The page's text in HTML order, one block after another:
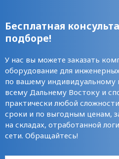
Бесплатная
подборе!
У нас вы можете заказать
оборудование для
по вашему индивидуальному
всему Дальнему Востоку и
практически любой
сроки и по выгодным ценам,
на складах, отработанной
сети. Обращайтесь!